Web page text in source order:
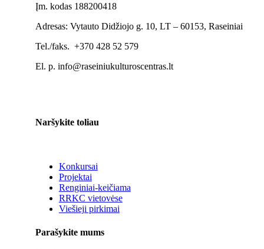
Įm. kodas 188200418
Adresas: Vytauto Didžiojo g. 10, LT – 60153, Raseiniai
Tel./faks. +370 428 52 579
El. p. info@raseiniukulturoscentras.lt
Naršykite toliau
Konkursai
Projektai
Renginiai-keičiama
RRKC vietovėse
Viešieji pirkimai
Parašykite mums